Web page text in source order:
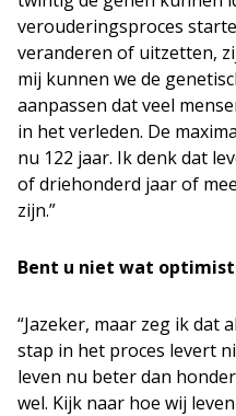
verouderingsproces
veranderen of uitzetten,
mij kunnen we de
aanpassen dat veel
in het verleden. De
nu 122 jaar. Ik denk dat
of driehonderd jaar of
zijn.”
Bent u niet wat
“Jazeker, maar zeg ik dat
stap in het proces levert
leven nu beter dan
wel. Kijk naar hoe wij